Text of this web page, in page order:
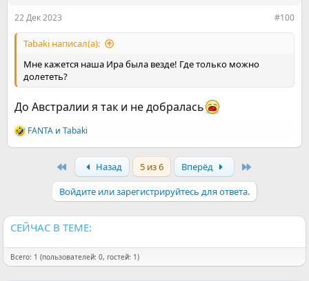
22 Дек 2023 #100
Tabaki написал(а):
Мне кажется наша Ира была везде! Где только можно
долететь?
До Австралии я так и не добралась
Р
е
FANTA и Tabaki
Назад 5 из 6 Вперёд
Войдите или зарегистрируйтесь для ответа.
СЕЙЧАС В ТЕМЕ:
Всего: 1 (пользователей: 0, гостей: 1)